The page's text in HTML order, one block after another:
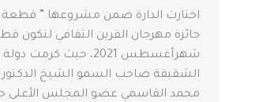
اختارت الدارة ضمن مشروعها ” قطعة
جائزة مهرجان القرين الثقافي لتكون
شهرأغسطس 2021، حيث كرمت
الشقيقة صاحب السمو الشيخ
محمد القاسمي عضو المجلس الأعلى